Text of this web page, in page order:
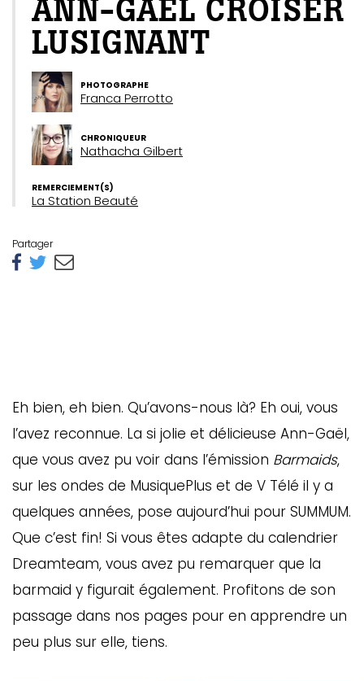
ANN-GAËL CROISER
LUSIGNANT
PHOTOGRAPHE
Franca Perrotto
CHRONIQUEUR
Nathacha Gilbert
REMERCIEMENT(S)
La Station Beauté
Partager
Eh bien, eh bien. Qu’avons-nous là? Eh oui, vous
l’avez reconnue. La si jolie et délicieuse Ann-Gaël,
que vous avez pu voir dans l’émission Barmaids,
sur les ondes de MusiquePlus et de V Télé il y a
quelques années, pose aujourd’hui pour SUMMUM.
Que c’est fin! Si vous êtes adapte du calendrier
Dreamteam, vous avez pu remarquer que la
barmaid y figurait également. Profitons de son
passage dans nos pages pour en apprendre un
peu plus sur elle, tiens.